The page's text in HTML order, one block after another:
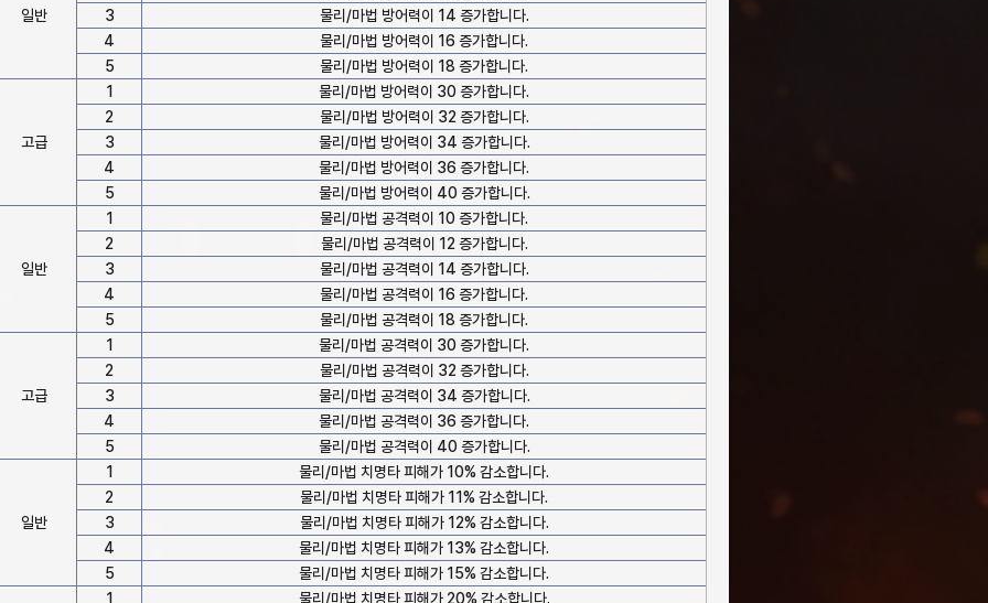
일반
3
물리/마법 방어력이 14 증가합니다.
4
물리/마법 방어력이 16 증가합니다.
5
물리/마법 방어력이 18 증가합니다.
고급
1
물리/마법 방어력이 30 증가합니다.
2
물리/마법 방어력이 32 증가합니다.
3
물리/마법 방어력이 34 증가합니다.
4
물리/마법 방어력이 36 증가합니다.
5
물리/마법 방어력이 40 증가합니다.
일반
1
물리/마법 공격력이 10 증가합니다.
2
물리/마법 공격력이 12 증가합니다.
3
물리/마법 공격력이 14 증가합니다.
4
물리/마법 공격력이 16 증가합니다.
5
물리/마법 공격력이 18 증가합니다.
고급
1
물리/마법 공격력이 30 증가합니다.
2
물리/마법 공격력이 32 증가합니다.
3
물리/마법 공격력이 34 증가합니다.
4
물리/마법 공격력이 36 증가합니다.
5
물리/마법 공격력이 40 증가합니다.
일반
1
물리/마법 치명타 피해가 10% 감소합니다.
2
물리/마법 치명타 피해가 11% 감소합니다.
3
물리/마법 치명타 피해가 12% 감소합니다.
4
물리/마법 치명타 피해가 13% 감소합니다.
5
물리/마법 치명타 피해가 15% 감소합니다.
1
물리/마법 치명타 피해가 20% 감소합니다.